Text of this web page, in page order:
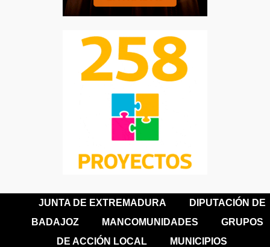
JUNTA DE EXTREMADURA
DIPUTACIÓN DE
BADAJOZ
MANCOMUNIDADES
GRUPOS
DE ACCIÓN LOCAL
MUNICIPIOS